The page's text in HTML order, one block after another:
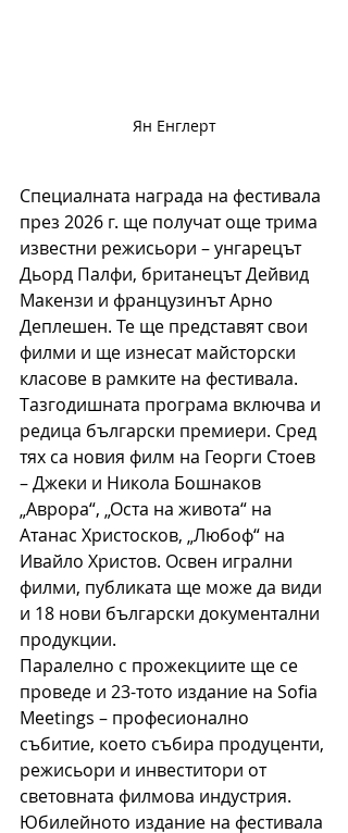
Ян Енглерт
Специалната награда на фестивала
през 2026 г. ще получат още трима
известни режисьори – унгарецът
Дьорд Палфи, британецът Дейвид
Макензи и французинът Арно
Деплешен. Те ще представят свои
филми и ще изнесат майсторски
класове в рамките на фестивала.
Тазгодишната програма включва и
редица български премиери. Сред
тях са новия филм на Георги Стоев
– Джеки и Никола Бошнаков
„Аврора“, „Оста на живота“ на
Атанас Христосков, „Любоф“ на
Ивайло Христов. Освен игрални
филми, публиката ще може да види
и 18 нови български документални
продукции.
Паралелно с прожекциите ще се
проведе и 23-тото издание на Sofia
Meetings – професионално
събитие, което събира продуценти,
режисьори и инвеститори от
световната филмова индустрия.
Юбилейното издание на фестивала